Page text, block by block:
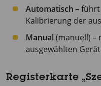
Automatisch –
Kalibrierung der
Manual (manuell) –
ausgewählten
Registerkarte